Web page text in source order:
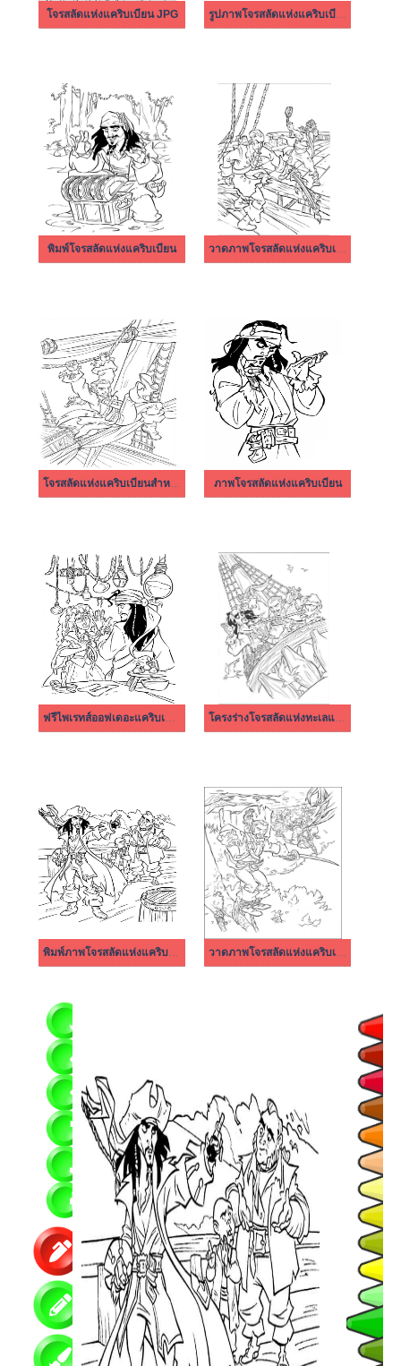
โจรสลัดแห่งแคริบเบียน JPG รูปภาพโจรสลัดแห่งแคริบเบียนฟรี
พิมพ์โจรสลัดแห่งแคริบเบียน วาดภาพโจรสลัดแห่งแคริบเบียน
โจรสลัดแห่งแคริบเบียนสำหรับเด็ก ภาพโจรสลัดแห่งแคริบเบียน
ฟรีไพเรทส์ออฟเดอะแคริบเบียน โครงร่างโจรสลัดแห่งทะเลแคริบเบียนฟรี
พิมพ์ภาพโจรสลัดแห่งแคริบเบียน วาดภาพโจรสลัดแห่งแคริบเบียนแบบง่ายๆ